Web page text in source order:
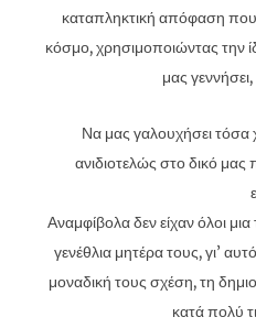
καταπληκτική απόφαση
κόσμο, χρησιμοποιώντας την
μας
Να μας γαλουχήσει τόσα
ανιδιοτελώς στο δικό μας
Αναμφίβολα δεν είχαν όλοι
γενέθλια μητέρα τους, γι’
μοναδική τους σχέση, τη
κατά πολύ